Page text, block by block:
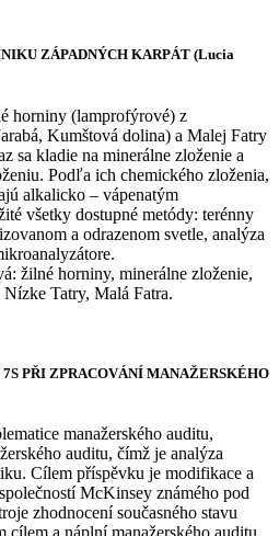
ZÁPADNÝCH KARPÁT (Lucia
horniny (lamprofýrové) z
Kumštová dolina) a Malej Fatry
sa kladie na minerálne zloženie a
Podľa ich chemického zloženia,
alkalicko – vápenatým
všetky dostupné metódy: terénny
a odrazenom svetle, analýza
žilné horniny, minerálne zloženie,
Tatry, Malá Fatra.
PŘI ZPRACOVÁNÍ MANAŽERSKÉHO
manažerského auditu,
auditu, čímž je analýza
Cílem příspěvku je modifikace a
McKinsey známého pod
zhodnocení současného stavu
a náplní manažerského auditu.